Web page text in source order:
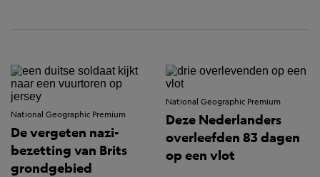
National Geographic Premium
De vergeten nazi-
bezetting van Brits
grondgebied
National Geographic Premium
Deze Nederlanders
overleefden 83 dagen
op een vlot